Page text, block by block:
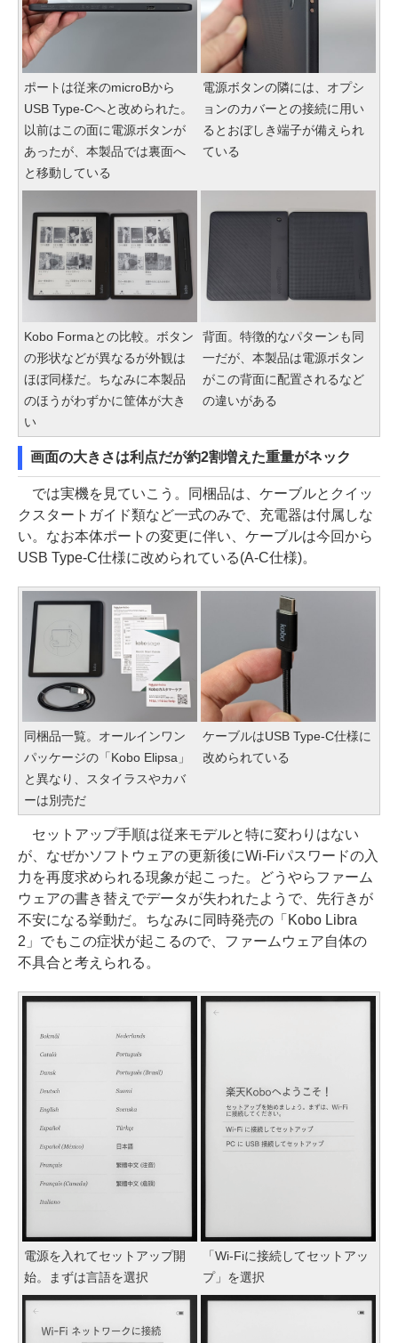
ポートは従来のmicroBから
USB Type-Cへと改められた。
以前はこの面に電源ボタンが
あったが、本製品では裏面へ
と移動している
電源ボタンの隣には、オプシ
ョンのカバーとの接続に用い
るとおぼしき端子が備えられ
ている
Kobo Formaとの比較。ボタン
の形状などが異なるが外観は
ほぼ同様だ。ちなみに本製品
のほうがわずかに筐体が大き
い
背面。特徴的なパターンも同
一だが、本製品は電源ボタン
がこの背面に配置されるなど
の違いがある
画面の大きさは利点だが約2割増えた重量がネック
では実機を見ていこう。同梱品は、ケーブルとクイッ
クスタートガイド類など一式のみで、充電器は付属しな
い。なお本体ポートの変更に伴い、ケーブルは今回から
USB Type-C仕様に改められている(A-C仕様)。
同梱品一覧。オールインワン
パッケージの「Kobo Elipsa」
と異なり、スタイラスやカバ
ーは別売だ
ケーブルはUSB Type-C仕様に
改められている
セットアップ手順は従来モデルと特に変わりはない
が、なぜかソフトウェアの更新後にWi-Fiパスワードの入
力を再度求められる現象が起こった。どうやらファーム
ウェアの書き替えでデータが失われたようで、先行きが
不安になる挙動だ。ちなみに同時発売の「Kobo Libra
2」でもこの症状が起こるので、ファームウェア自体の
不具合と考えられる。
電源を入れてセットアップ開
始。まずは言語を選択
「Wi-Fiに接続してセットアッ
プ」を選択